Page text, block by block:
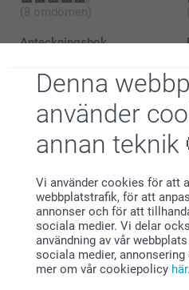
Denna
använder
annan teknik
Vi använder cookies för att
webbplatstrafik, för att
annonser och för att
sociala medier. Vi delar
användning av vår
sociala medier,
mer om vår cookiepolicy här.
(8 omdömen)
Anteckningsbok
Från 89,00
(47 omdömen)
Tygkasse
179,00
(35 omdömen)